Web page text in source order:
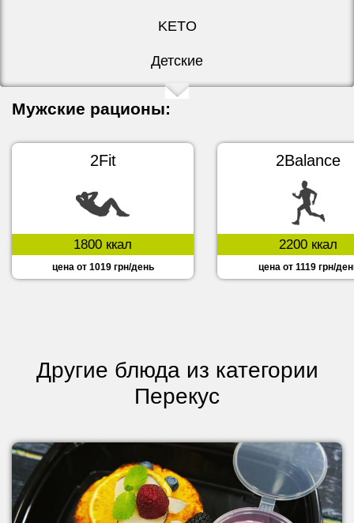
KETO
Детские
Мужские рационы:
2Fit
1800 ккал
цена от 1019 грн/день
2Balance
2200 ккал
цена от 1119 грн/
Другие блюда из категории
Перекус